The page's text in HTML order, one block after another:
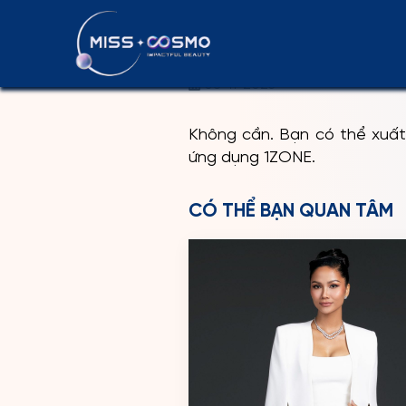
TÔI CÓ
08-11-2025
Không cần. Bạn có thể
ứng dụng 1ZONE.
CÓ THỂ BẠN QUAN TÂM